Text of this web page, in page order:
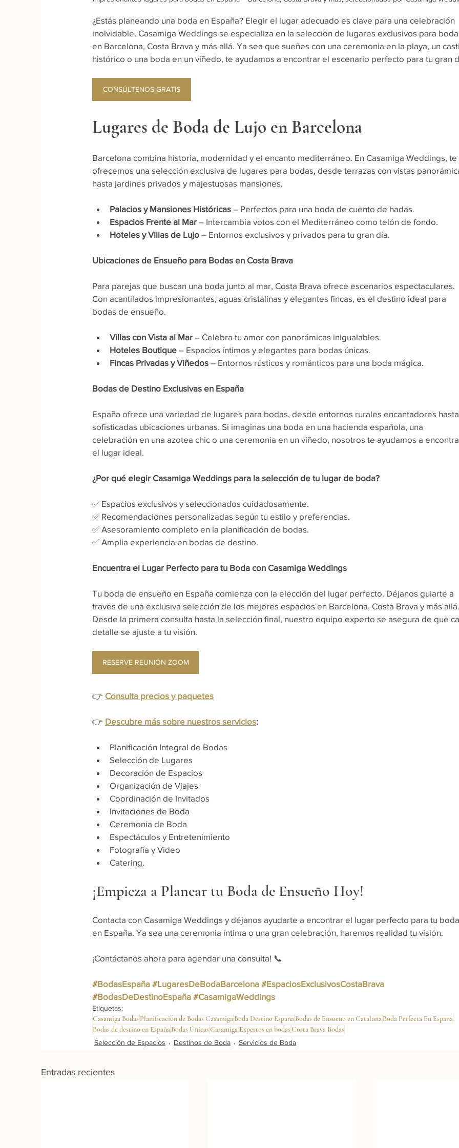
¿Estás planeando una boda en España? Elegir el lugar adecuado es clave para una celebración
inolvidable. Casamiga Weddings se especializa en la selección de lugares exclusivos para
en Barcelona, Costa Brava y más allá. Ya sea que sueñes con una ceremonia en la playa, un
histórico o una boda en un viñedo, te ayudamos a encontrar el escenario perfecto para tu gran
CONSÚLTENOS GRATIS
Lugares de Boda de Lujo en Barcelona
Barcelona combina historia, modernidad y el encanto mediterráneo. En Casamiga Weddings, te
ofrecemos una selección exclusiva de lugares para bodas, desde terrazas con vistas
hasta jardines privados y majestuosas mansiones.
Palacios y Mansiones Históricas – Perfectos para una boda de cuento de hadas.
Espacios Frente al Mar – Intercambia votos con el Mediterráneo como telón de fondo.
Hoteles y Villas de Lujo – Entornos exclusivos y privados para tu gran día.
Ubicaciones de Ensueño para Bodas en Costa Brava
Para parejas que buscan una boda junto al mar, Costa Brava ofrece escenarios espectaculares.
Con acantilados impresionantes, aguas cristalinas y elegantes fincas, es el destino ideal para
bodas de ensueño.
Villas con Vista al Mar – Celebra tu amor con panorámicas inigualables.
Hoteles Boutique – Espacios íntimos y elegantes para bodas únicas.
Fincas Privadas y Viñedos – Entornos rústicos y románticos para una boda mágica.
Bodas de Destino Exclusivas en España
España ofrece una variedad de lugares para bodas, desde entornos rurales encantadores
sofisticadas ubicaciones urbanas. Si imaginas una boda en una hacienda española, una
celebración en una azotea chic o una ceremonia en un viñedo, nosotros te ayudamos a
el lugar ideal.
¿Por qué elegir Casamiga Weddings para la selección de tu lugar de boda?
✅ Espacios exclusivos y seleccionados cuidadosamente.
✅ Recomendaciones personalizadas según tu estilo y preferencias.
✅ Asesoramiento completo en la planificación de bodas.
✅ Amplia experiencia en bodas de destino.
Encuentra el Lugar Perfecto para tu Boda con Casamiga Weddings
Tu boda de ensueño en España comienza con la elección del lugar perfecto. Déjanos guiarte a
través de una exclusiva selección de los mejores espacios en Barcelona, Costa Brava y más
Desde la primera consulta hasta la selección final, nuestro equipo experto se asegura de que
detalle se ajuste a tu visión.
RESERVE REUNIÓN ZOOM
👉 Consulta precios y paquetes
👉 Descubre más sobre nuestros servicios:
Planificación Integral de Bodas
Selección de Lugares
Decoración de Espacios
Organización de Viajes
Coordinación de Invitados
Invitaciones de Boda
Ceremonia de Boda
Espectáculos y Entretenimiento
Fotografía y Video
Catering.
¡Empieza a Planear tu Boda de Ensueño Hoy!
Contacta con Casamiga Weddings y déjanos ayudarte a encontrar el lugar perfecto para tu
en España. Ya sea una ceremonia íntima o una gran celebración, haremos realidad tu visión.
¡Contáctanos ahora para agendar una consulta! 📞
#BodasEspaña #LugaresDeBodaBarcelona #EspaciosExclusivosCostaBrava
#BodasDeDestinoEspaña #CasamigaWeddings
Etiquetas:
Casamiga Bodas Planificación de Bodas CasamigaBoda Destino EspañaBodas de Ensueño en CataluñaBoda Perfecta En España
Bodas de destino en EspañaBodas ÚnicasCasamiga Expertos en bodasCosta Brava Bodas
Selección de Espacios Destinos de Boda Servicios de Boda
Entradas recientes